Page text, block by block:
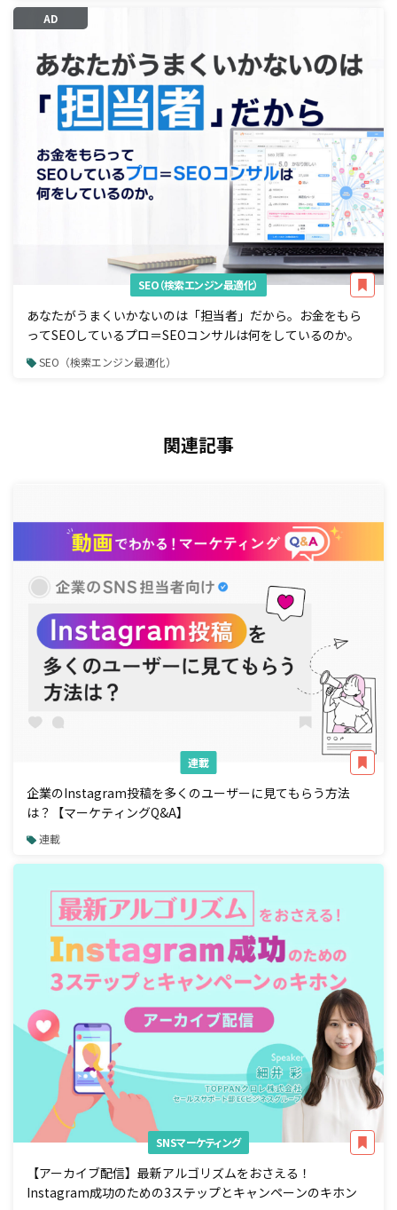
AD
SEO（検索エンジン最適化）
あなたがうまくいかないのは「担当者」だから。お金をもら
ってSEOしているプロ＝SEOコンサルは何をしているのか。
SEO（検索エンジン最適化）
関連記事
連載
企業のInstagram投稿を多くのユーザーに見てもらう方法
は？【マーケティングQ&A】
連載
SNSマーケティング
【アーカイブ配信】最新アルゴリズムをおさえる！
Instagram成功のための3ステップとキャンペーンのキホン